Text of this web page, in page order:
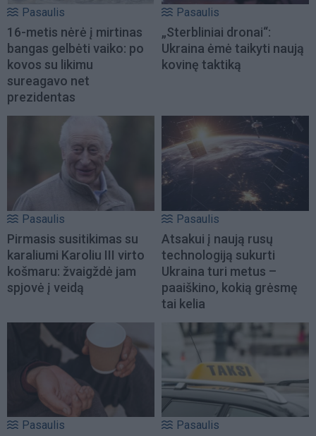
Pasaulis
16-metis nėrė į mirtinas
bangas gelbėti vaiko: po
kovos su likimu
sureagavo net
prezidentas
Pasaulis
„Sterbliniai dronai“:
Ukraina ėmė taikyti naują
kovinę taktiką
Pasaulis
Pirmasis susitikimas su
karaliumi Karoliu III virto
košmaru: žvaigždė jam
spjovė į veidą
Pasaulis
Atsakui į naują rusų
technologiją sukurti
Ukraina turi metus –
paaiškino, kokią grėsmę
tai kelia
Pasaulis Pasaulis